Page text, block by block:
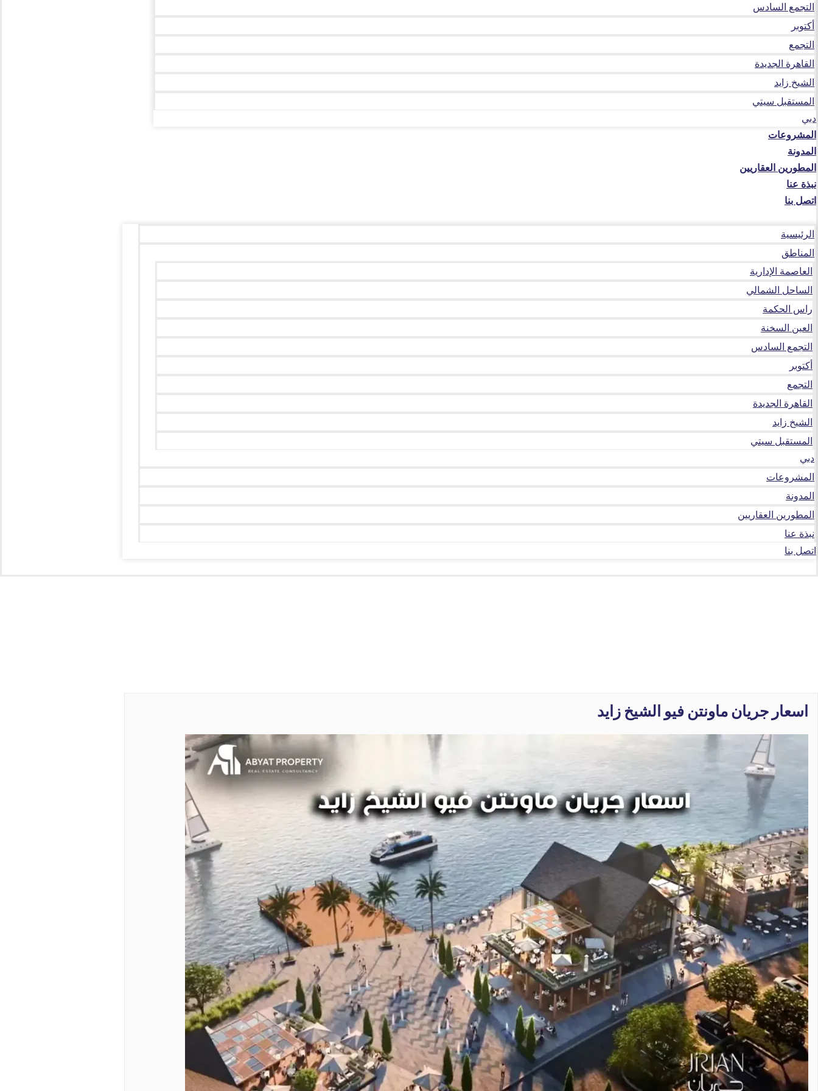
التجمع السادس
أكتوبر
التجمع
القاهرة الجديدة
الشيخ زايد
المستقبل سيتي
دبي
المشروعات
المدونة
المطورين العقاريين
نبذة عنا
اتصل بنا
الرئيسية
المناطق
العاصمة الإدارية
الساحل الشمالي
راس الحكمة
العين السخنة
التجمع السادس
أكتوبر
التجمع
القاهرة الجديدة
الشيخ زايد
المستقبل سيتي
دبي
المشروعات
المدونة
المطورين العقاريين
نبذة عنا
اتصل بنا
اسعار جريان ماونتن فيو الشيخ زايد